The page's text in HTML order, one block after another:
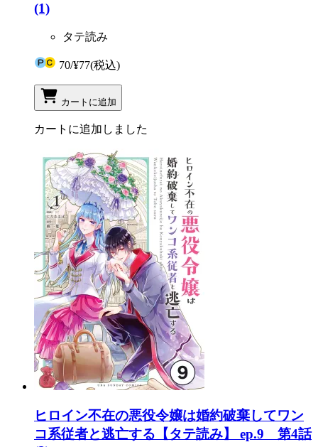
(1)
タテ読み
70/¥77(税込)
カートに追加
カートに追加しました
ヒロイン不在の悪役令嬢は婚約破棄してワン
コ系従者と逃亡する【タテ読み】 ep.9 第4話